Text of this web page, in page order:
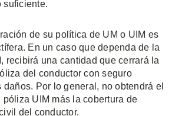
suficiente.
de su política de UM o UIM es
En un caso que dependa de la
recibirá una cantidad que cerrará la
del conductor con seguro
daños. Por lo general, no obtendrá el
póliza UIM más la cobertura de
del conductor.